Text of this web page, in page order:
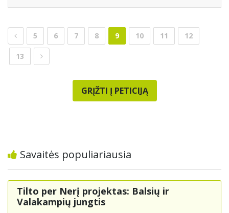
5 6 7 8 9 10 11 12
13
GRĮŽTI Į PETICIJĄ
Savaitės populiariausia
Tilto per Nerį projektas: Balsių ir
Valakampių jungtis